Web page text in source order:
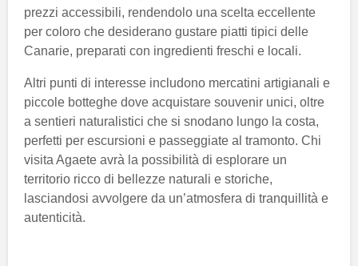
prezzi accessibili, rendendolo una scelta eccellente
per coloro che desiderano gustare piatti tipici delle
Canarie, preparati con ingredienti freschi e locali.
Altri punti di interesse includono mercatini artigianali e
piccole botteghe dove acquistare souvenir unici, oltre
a sentieri naturalistici che si snodano lungo la costa,
perfetti per escursioni e passeggiate al tramonto. Chi
visita Agaete avrà la possibilità di esplorare un
territorio ricco di bellezze naturali e storiche,
lasciandosi avvolgere da un’atmosfera di tranquillità e
autenticità.